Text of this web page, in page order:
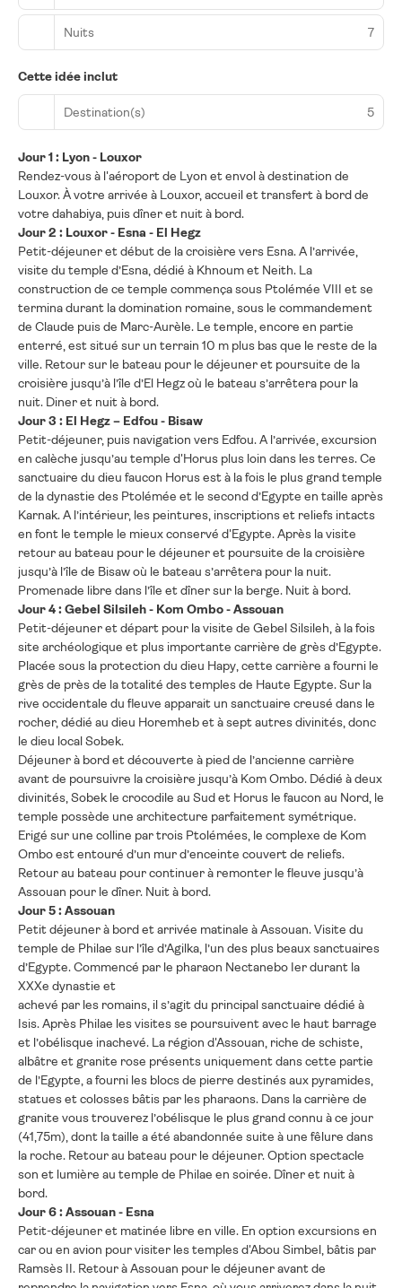
Nuits 7
Cette idée inclut
Destination(s) 5
Jour 1 : Lyon - Louxor
Rendez-vous à l'aéroport de Lyon et envol à destination de
Louxor. À votre arrivée à Louxor, accueil et transfert à bord de
votre dahabiya, puis dîner et nuit à bord.
Jour 2 : Louxor - Esna - El Hegz
Petit-déjeuner et début de la croisière vers Esna. A l’arrivée,
visite du temple d’Esna, dédié à Khnoum et Neith. La
construction de ce temple commença sous Ptolémée VIII et se
termina durant la domination romaine, sous le commandement
de Claude puis de Marc-Aurèle. Le temple, encore en partie
enterré, est situé sur un terrain 10 m plus bas que le reste de la
ville. Retour sur le bateau pour le déjeuner et poursuite de la
croisière jusqu’à l’île d’El Hegz où le bateau s’arrêtera pour la
nuit. Diner et nuit à bord.
Jour 3 : El Hegz – Edfou - Bisaw
Petit-déjeuner, puis navigation vers Edfou. A l’arrivée, excursion
en calèche jusqu’au temple d'Horus plus loin dans les terres. Ce
sanctuaire du dieu faucon Horus est à la fois le plus grand temple
de la dynastie des Ptolémée et le second d’Egypte en taille après
Karnak. A l’intérieur, les peintures, inscriptions et reliefs intacts
en font le temple le mieux conservé d'Egypte. Après la visite
retour au bateau pour le déjeuner et poursuite de la croisière
jusqu’à l’île de Bisaw où le bateau s’arrêtera pour la nuit.
Promenade libre dans l’île et dîner sur la berge. Nuit à bord.
Jour 4 : Gebel Silsileh - Kom Ombo - Assouan
Petit-déjeuner et départ pour la visite de Gebel Silsileh, à la fois
site archéologique et plus importante carrière de grès d’Egypte.
Placée sous la protection du dieu Hapy, cette carrière a fourni le
grès de près de la totalité des temples de Haute Egypte. Sur la
rive occidentale du fleuve apparait un sanctuaire creusé dans le
rocher, dédié au dieu Horemheb et à sept autres divinités, donc
le dieu local Sobek.
Déjeuner à bord et découverte à pied de l’ancienne carrière
avant de poursuivre la croisière jusqu’à Kom Ombo. Dédié à deux
divinités, Sobek le crocodile au Sud et Horus le faucon au Nord, le
temple possède une architecture parfaitement symétrique.
Erigé sur une colline par trois Ptolémées, le complexe de Kom
Ombo est entouré d’un mur d’enceinte couvert de reliefs.
Retour au bateau pour continuer à remonter le fleuve jusqu’à
Assouan pour le dîner. Nuit à bord.
Jour 5 : Assouan
Petit déjeuner à bord et arrivée matinale à Assouan. Visite du
temple de Philae sur l’île d’Agilka, l’un des plus beaux sanctuaires
d’Egypte. Commencé par le pharaon Nectanebo Ier durant la
XXXe dynastie et
achevé par les romains, il s’agit du principal sanctuaire dédié à
Isis. Après Philae les visites se poursuivent avec le haut barrage
et l’obélisque inachevé. La région d'Assouan, riche de schiste,
albâtre et granite rose présents uniquement dans cette partie
de l’Egypte, a fourni les blocs de pierre destinés aux pyramides,
statues et colosses bâtis par les pharaons. Dans la carrière de
granite vous trouverez l’obélisque le plus grand connu à ce jour
(41,75m), dont la taille a été abandonnée suite à une fêlure dans
la roche. Retour au bateau pour le déjeuner. Option spectacle
son et lumière au temple de Philae en soirée. Dîner et nuit à
bord.
Jour 6 : Assouan - Esna
Petit-déjeuner et matinée libre en ville. En option excursions en
car ou en avion pour visiter les temples d'Abou Simbel, bâtis par
Ramsès II. Retour à Assouan pour le déjeuner avant de